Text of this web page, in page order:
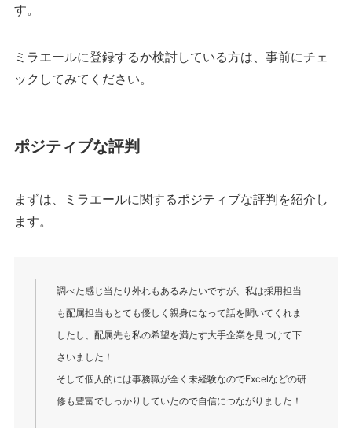
す。
ミラエールに登録するか検討している方は、事前にチェ
ックしてみてください。
ポジティブな評判
まずは、ミラエールに関するポジティブな評判を紹介し
ます。
調べた感じ当たり外れもあるみたいですが、私は採用担当
も配属担当もとても優しく親身になって話を聞いてくれま
したし、配属先も私の希望を満たす大手企業を見つけて下
さいました！
そして個人的には事務職が全く未経験なのでExcelなどの研
修も豊富でしっかりしていたので自信につながりました！